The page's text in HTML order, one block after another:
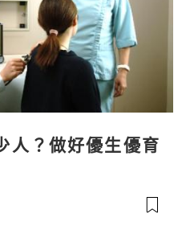
人？做好優生優育